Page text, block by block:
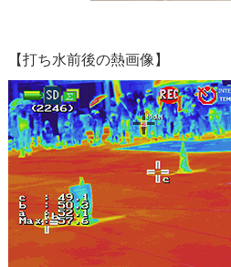
【打ち水前後の熱画像】